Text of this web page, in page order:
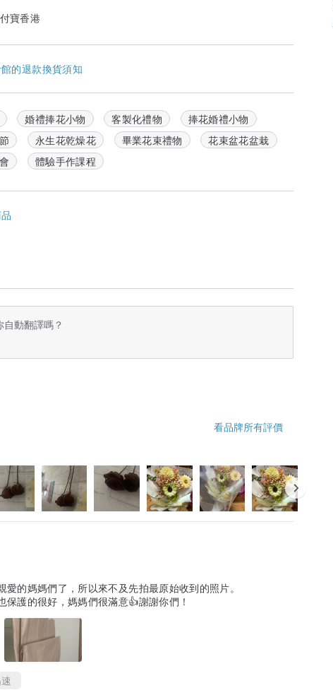
寶香港
的退款換貨須知
婚禮捧花小物 客製化禮物
捧花婚禮小物
永生花乾燥花 畢業花束禮物
花束盆花盆栽
體驗手作課程
動翻譯嗎？
看品牌所有評價
的媽媽們了，所以來不及先拍最原始收到的照片。
護的很好，媽媽們很滿意👍謝謝你們！